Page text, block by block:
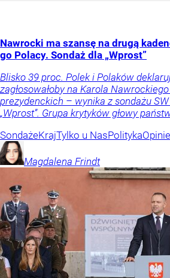
Nawrocki ma szansę na drugą
go Polacy. Sondaż dla „Wprost”
Blisko 39 proc. Polek i Polaków
zagłosowałoby na Karola
prezydenckich – wynika z sondażu
„Wprost”. Grupa krytyków głowy
SondażeKrajTylko u NasPolityka
Magdalena Frindt